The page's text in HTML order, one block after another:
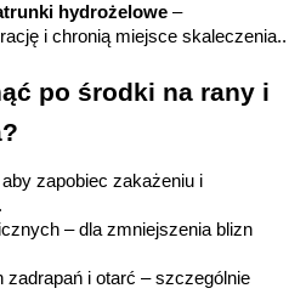
cookies w celu
serwisu do Twoich
hydrożelowe –
i chronią miejsce skaleczenia..
po środki na rany i
zapobiec zakażeniu i
– dla zmniejszenia blizn
zadrapań i otarć – szczególnie